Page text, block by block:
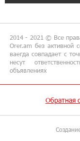
Idram
воспитанию детей
2014 - 2021 © Все
Orer.am без активной
ваегда совпадает с
несут
объявлениях
Обратная